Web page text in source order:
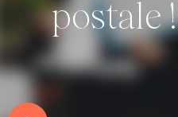
postale !